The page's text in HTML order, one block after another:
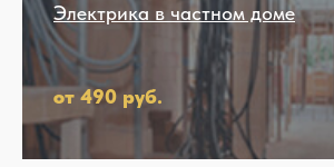
Электрика в частном доме
от 490 руб.